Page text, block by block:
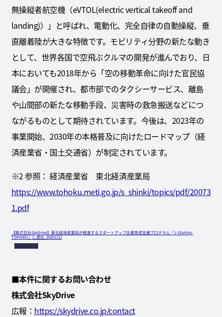
無操縦者航空機（eVTOL(electric vertical takeoff and
landing)）」と呼ばれ、電動化、完全自律の自動操縦、垂
直離着陸が大きな特徴です。モビリティ分野の新たな動き
として、世界各国で空飛ぶクルマの開発が進んでおり、日
本においても2018年から「空の移動革命に向けた官民協
議会」が開催され、都市部でのタクシーサービス、離島
や山間部の新たな移動手段、災害時の救急搬送などにつ
ながるものとして期待されています。今後は、2023年の
事業開始、2030年の本格普及に向けたロードマップ（経
済産業省・国土交通省）が制定されています。
※2 参照： 経済産業省 東北経済産業局
https://www.tohoku.meti.go.jp/s_shinki/topics/pdf/20073
1.pdf
【株式会社SkyDrive】東北経済産業局が推進するスタートアップ企業育成支援プログラム「J-Startup-
TOHOKU」に選出_20201112
ダウンロード
■本件に関するお問い合わせ
株式会社SkyDrive
広報： https://skydrive.co.jp/contact